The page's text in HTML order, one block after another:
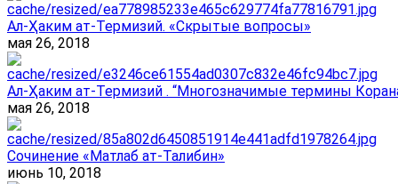
Ал-Ҳаким ат-Термизий. «Скрытые вопросы»
мая 26, 2018
Ал-Ҳаким ат-Термизий . “Многозначимые термины
мая 26, 2018
Сочинение «Матлаб ат-Талибин»
июнь 10, 2018